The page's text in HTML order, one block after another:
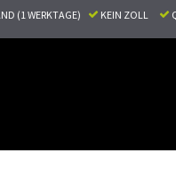
(1 WERKTAGE) KEIN ZOLL